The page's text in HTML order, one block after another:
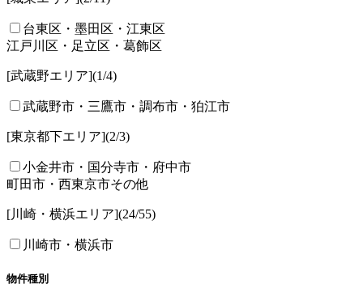
台東区・墨田区・江東区
江戸川区・足立区・葛飾区
[武蔵野エリア](1/4)
武蔵野市・三鷹市・調布市・狛江市
[東京都下エリア](2/3)
小金井市・国分寺市・府中市
町田市・西東京市その他
[川崎・横浜エリア](24/55)
川崎市・横浜市
物件種別